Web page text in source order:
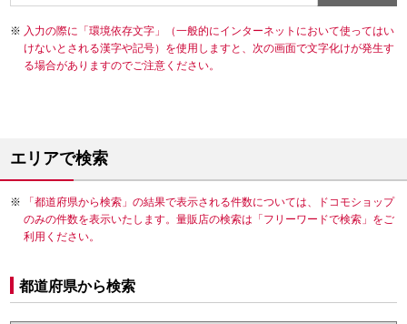
入力の際に「環境依存文字」（一般的にインターネットにおいて使ってはい
けないとされる漢字や記号）を使用しますと、次の画面で文字化けが発生す
る場合がありますのでご注意ください。
エリアで検索
「都道府県から検索」の結果で表示される件数については、ドコモショップ
のみの件数を表示いたします。量販店の検索は「フリーワードで検索」をご
利用ください。
都道府県から検索